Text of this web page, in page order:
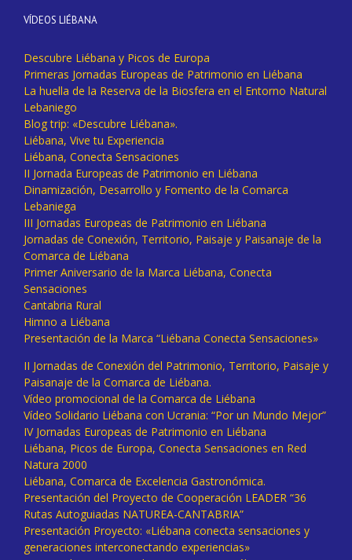
VÍDEOS LIÉBANA
Descubre Liébana y Picos de Europa
Primeras Jornadas Europeas de Patrimonio en Liébana
La huella de la Reserva de la Biosfera en el Entorno Natural
Lebaniego
Blog trip: «Descubre Liébana».
Liébana, Vive tu Experiencia
Liébana, Conecta Sensaciones
II Jornada Europeas de Patrimonio en Liébana
Dinamización, Desarrollo y Fomento de la Comarca
Lebaniega
III Jornadas Europeas de Patrimonio en Liébana
Jornadas de Conexión, Territorio, Paisaje y Paisanaje de la
Comarca de Liébana
Primer Aniversario de la Marca Liébana, Conecta
Sensaciones
Cantabria Rural
Himno a Liébana
Presentación de la Marca “Liébana Conecta Sensaciones»
II Jornadas de Conexión del Patrimonio, Territorio, Paisaje y
Paisanaje de la Comarca de Liébana.
Vídeo promocional de la Comarca de Liébana
Vídeo Solidario Liébana con Ucrania: “Por un Mundo Mejor”
IV Jornadas Europeas de Patrimonio en Liébana
Liébana, Picos de Europa, Conecta Sensaciones en Red
Natura 2000
Liébana, Comarca de Excelencia Gastronómica.
Presentación del Proyecto de Cooperación LEADER “36
Rutas Autoguiadas NATUREA-CANTABRIA”
Presentación Proyecto: «Liébana conecta sensaciones y
generaciones interconectando experiencias»